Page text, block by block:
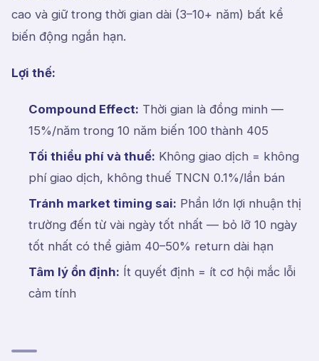
cao và giữ trong thời gian dài (3–10+ năm) bất kể
biến động ngắn hạn.
Lợi thế:
Compound Effect: Thời gian là đồng minh —
15%/năm trong 10 năm biến 100 thành 405
Tối thiểu phí và thuế: Không giao dịch = không
phí giao dịch, không thuế TNCN 0.1%/lần bán
Tránh market timing sai: Phần lớn lợi nhuận thị
trường đến từ vài ngày tốt nhất — bỏ lỡ 10 ngày
tốt nhất có thể giảm 40–50% return dài hạn
Tâm lý ổn định: Ít quyết định = ít cơ hội mắc lỗi
cảm tính